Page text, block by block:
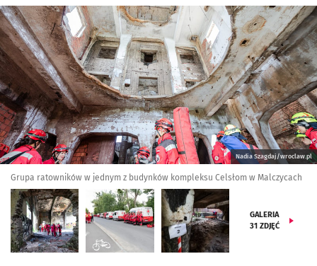
Kliknij, aby zobaczyć galerię
Nadia Szagdaj/wroclaw.pl
Grupa ratowników w jednym z budynków kompleksu Celsłom w Malczycach
GALERIA
31 ZDJĘĆ